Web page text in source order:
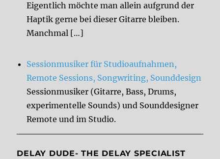
Eigentlich möchte man allein aufgrund der
Haptik gerne bei dieser Gitarre bleiben.
Manchmal […]
Sessionmusiker für Studioaufnahmen,
Remote Sessions, Songwriting, Sounddesign
Sessionmusiker (Gitarre, Bass, Drums,
experimentelle Sounds) und Sounddesigner
Remote und im Studio.
DELAY DUDE- THE DELAY SPECIALIST